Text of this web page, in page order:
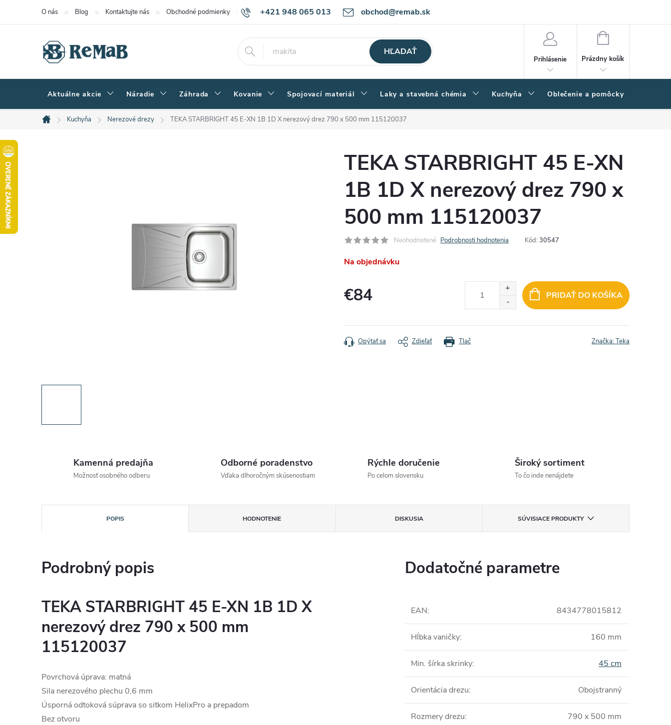
+421 948 065 013 obchod@remab.sk
O nás Blog Kontaktujte nás Obchodné podmienky Podmienky ochrany osobných údajov Ako nakupovať
HĽADAŤ
Prihlásenie
NÁKUPNÝ
Prázdny košík
Aktuálne akcie Náradie Záhrada Kovanie Spojovací materiál Laky a stavebná chémia Kuchyňa Oblečenie a pomôcky
Domov
Kuchyňa Nerezové drezy TEKA STARBRIGHT 45 E-XN 1B 1D X nerezový drez 790 x 500 mm 115120037
TEKA STARBRIGHT 45 E-XN
1B 1D X nerezový drez 790 x
500 mm 115120037
Neohodnotené Podrobnosti hodnotenia Kód: 30547
Na objednávku
€84 PRIDAŤ DO KOŠÍKA
Tlač
Opýtať sa Zdieľať Značka:Teka
Kamenná predajňa
Možnosť osobného odberu
Odborné poradenstvo
Vďaka dlhoročným skúsenostiam
Rýchle doručenie
Po celom slovensku
Široký sortiment
To čo inde nenájdete
POPIS HODNOTENIE DISKUSIA SÚVISIACE PRODUKTY
Podrobný popis
TEKA STARBRIGHT 45 E-XN 1B 1D X
nerezový drez 790 x 500 mm
115120037
Povrchová úprava: matná
Sila nerezového plechu 0,6 mm
Úsporná odtoková súprava so sitkom HelixPro a prepadom
Bez otvoru
Dodatočné parametre
EAN: 8434778015812
Hĺbka vaničky: 160 mm
Min. šírka skrinky: 45 cm
Orientácia drezu: Obojstranný
Rozmery drezu: 790 x 500 mm